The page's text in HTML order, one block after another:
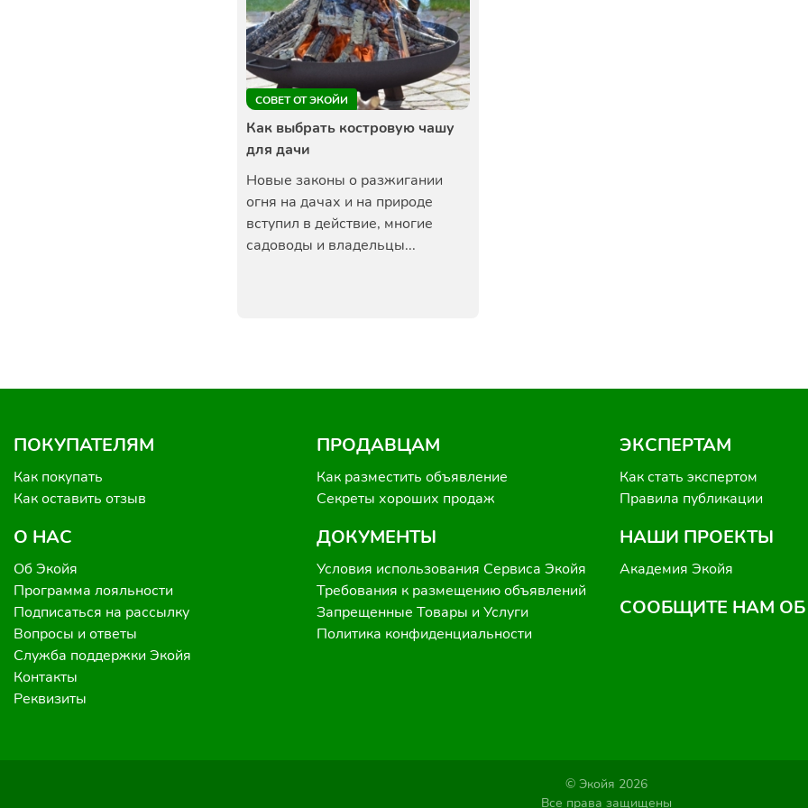
СОВЕТ ОТ ЭКОЙИ
Как выбрать костровую чашу
для дачи
Новые законы о разжигании
огня на дачах и на природе
вступил в действие, многие
садоводы и владельцы...
ПОКУПАТЕЛЯМ
Как покупать
Как оставить отзыв
О НАС
Об Экойя
Программа лояльности
Подписаться на рассылку
Вопросы и ответы
Служба поддержки Экойя
Контакты
Реквизиты
ПРОДАВЦАМ
Как разместить объявление
Секреты хороших продаж
ДОКУМЕНТЫ
Условия использования Сервиса Экойя
Требования к размещению объявлений
Запрещенные Товары и Услуги
Политика конфиденциальности
ЭКСПЕРТАМ
Как стать экспертом
Правила публикации
НАШИ ПРОЕКТЫ
Академия Экойя
СООБЩИТЕ НАМ
© Экойя 2026
Все права защищены